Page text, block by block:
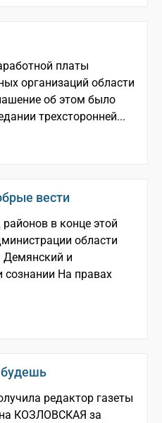
платы
организаций области
об этом было
трехсторонней...
вести
в конце этой
области
и
сознании На правах
редактор газеты
КОЗЛОВСКАЯ за